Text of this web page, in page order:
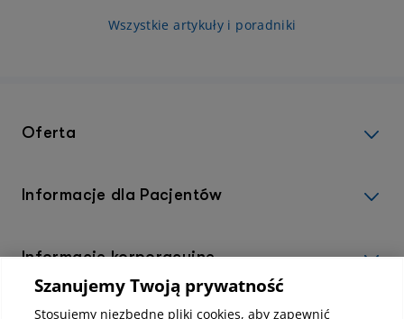
Wszystkie artykuły i poradniki
Oferta
Informacje dla Pacjentów
Informacje korporacyjne
Szanujemy Twoją prywatność
Stosujemy niezbędne pliki cookies, aby zapewnić